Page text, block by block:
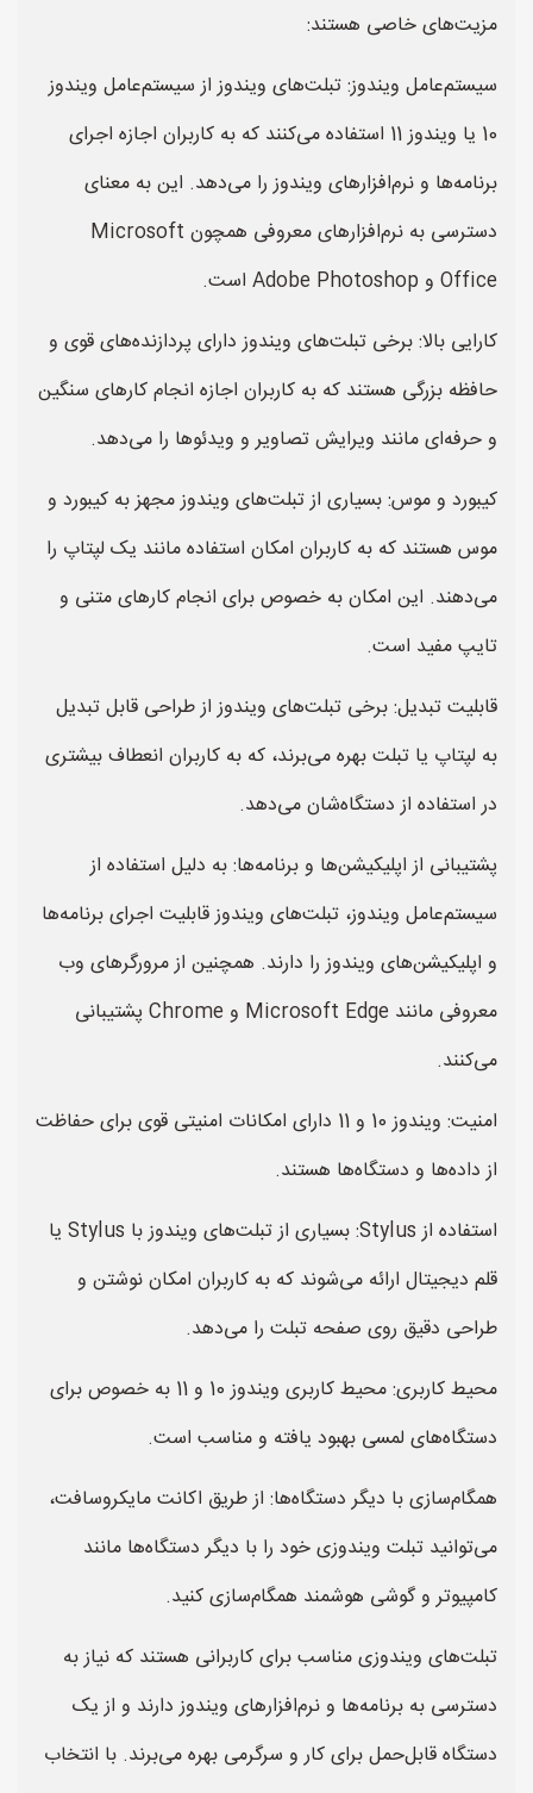
مزیت‌های خاصی هستند:
سیستم‌عامل ویندوز: تبلت‌های ویندوز از سیستم‌عامل ویندوز
10 یا ویندوز 11 استفاده می‌کنند که به کاربران اجازه اجرای
برنامه‌ها و نرم‌افزارهای ویندوز را می‌دهد. این به معنای
دسترسی به نرم‌افزارهای معروفی همچون Microsoft
Office و Adobe Photoshop است.
کارایی بالا: برخی تبلت‌های ویندوز دارای پردازنده‌های قوی و
حافظه بزرگی هستند که به کاربران اجازه انجام کارهای سنگین
و حرفه‌ای مانند ویرایش تصاویر و ویدئوها را می‌دهد.
کیبورد و موس: بسیاری از تبلت‌های ویندوز مجهز به کیبورد و
موس هستند که به کاربران امکان استفاده مانند یک لپتاپ را
می‌دهند. این امکان به خصوص برای انجام کارهای متنی و
تایپ مفید است.
قابلیت تبدیل: برخی تبلت‌های ویندوز از طراحی قابل تبدیل
به لپتاپ یا تبلت بهره می‌برند، که به کاربران انعطاف بیشتری
در استفاده از دستگاه‌شان می‌دهد.
پشتیبانی از اپلیکیشن‌ها و برنامه‌ها: به دلیل استفاده از
سیستم‌عامل ویندوز، تبلت‌های ویندوز قابلیت اجرای برنامه‌ها
و اپلیکیشن‌های ویندوز را دارند. همچنین از مرورگرهای وب
معروفی مانند Microsoft Edge و Chrome پشتیبانی
می‌کنند.
امنیت: ویندوز 10 و 11 دارای امکانات امنیتی قوی برای حفاظت
از داده‌ها و دستگاه‌ها هستند.
استفاده از Stylus: بسیاری از تبلت‌های ویندوز با Stylus یا
قلم دیجیتال ارائه می‌شوند که به کاربران امکان نوشتن و
طراحی دقیق روی صفحه تبلت را می‌دهد.
محیط کاربری: محیط کاربری ویندوز 10 و 11 به خصوص برای
دستگاه‌های لمسی بهبود یافته و مناسب است.
همگام‌سازی با دیگر دستگاه‌ها: از طریق اکانت مایکروسافت،
می‌توانید تبلت ویندوزی خود را با دیگر دستگاه‌ها مانند
کامپیوتر و گوشی هوشمند همگام‌سازی کنید.
تبلت‌های ویندوزی مناسب برای کاربرانی هستند که نیاز به
دسترسی به برنامه‌ها و نرم‌افزارهای ویندوز دارند و از یک
دستگاه قابل‌حمل برای کار و سرگرمی بهره می‌برند. با انتخاب